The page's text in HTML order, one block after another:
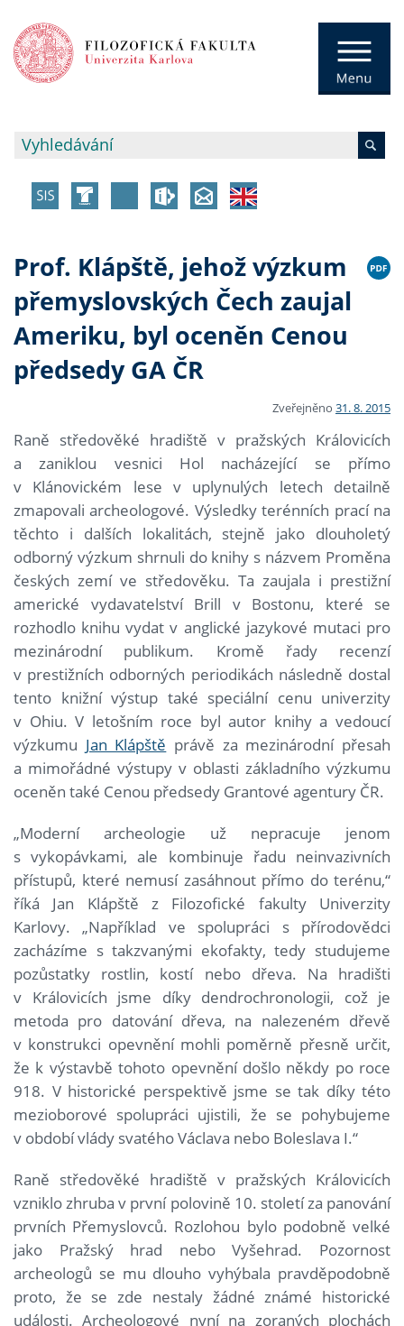
Prof. Klápště, jehož výzkum
přemyslovských Čech zaujal
Ameriku, byl oceněn Cenou
předsedy GA ČR
Zveřejněno 31. 8. 2015
Raně středověké hradiště v pražských Královicích
a zaniklou vesnici Hol nacházející se přímo
v Klánovickém lese v uplynulých letech detailně
zmapovali archeologové. Výsledky terénních prací na
těchto i dalších lokalitách, stejně jako dlouholetý
odborný výzkum shrnuli do knihy s názvem Proměna
českých zemí ve středověku. Ta zaujala i prestižní
americké vydavatelství Brill v Bostonu, které se
rozhodlo knihu vydat v anglické jazykové mutaci pro
mezinárodní publikum. Kromě řady recenzí
v prestižních odborných periodikách následně dostal
tento knižní výstup také speciální cenu univerzity
v Ohiu. V letošním roce byl autor knihy a vedoucí
výzkumu Jan Klápště právě za mezinárodní přesah
a mimořádné výstupy v oblasti základního výzkumu
oceněn také Cenou předsedy Grantové agentury ČR.
„Moderní archeologie už nepracuje jenom
s vykopávkami, ale kombinuje řadu neinvazivních
přístupů, které nemusí zasáhnout přímo do terénu,“
říká Jan Klápště z Filozofické fakulty Univerzity
Karlovy. „Například ve spolupráci s přírodovědci
zacházíme s takzvanými ekofakty, tedy studujeme
pozůstatky rostlin, kostí nebo dřeva. Na hradišti
v Královicích jsme díky dendrochronologii, což je
metoda pro datování dřeva, na nalezeném dřevě
v konstrukci opevnění mohli poměrně přesně určit,
že k výstavbě tohoto opevnění došlo někdy po roce
918. V historické perspektivě jsme se tak díky této
mezioborové spolupráci ujistili, že se pohybujeme
v období vlády svatého Václava nebo Boleslava I.“
Raně středověké hradiště v pražských Královicích
vzniklo zhruba v první polovině 10. století za panování
prvních Přemyslovců. Rozlohou bylo podobně velké
jako Pražský hrad nebo Vyšehrad. Pozornost
archeologů se mu dlouho vyhýbala pravděpodobně
proto, že se zde nestaly žádné známé historické
události. Archeologové nyní na zoraných plochách